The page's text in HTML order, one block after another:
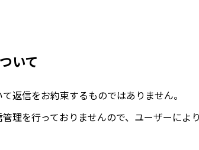
いて
返信をお約束するものではありません。
理を行っておりませんので、ユーザーに